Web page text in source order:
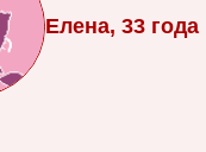
Елена, 33 года